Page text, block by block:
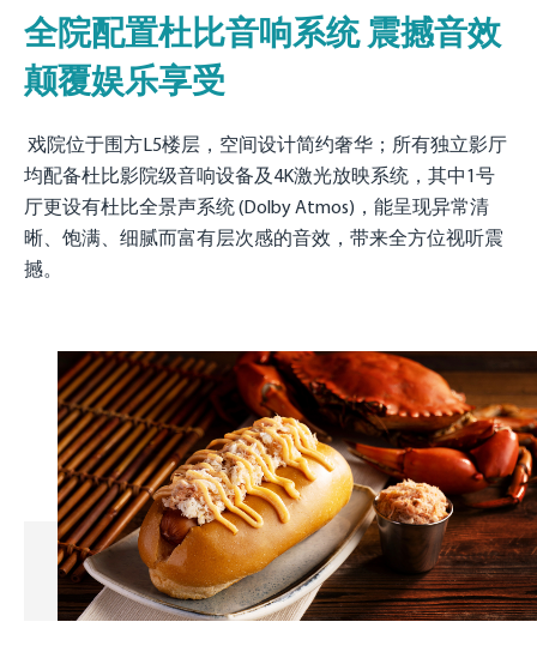
全院配置杜比音响系统 震撼音效
颠覆娱乐享受
戏院位于围方L5楼层，空间设计简约奢华；所有独立影厅
均配备杜比影院级音响设备及4K激光放映系统，其中1号
厅更设有杜比全景声系统 (Dolby Atmos)，能呈现异常清
晰、饱满、细腻而富有层次感的音效，带来全方位视听震
撼。